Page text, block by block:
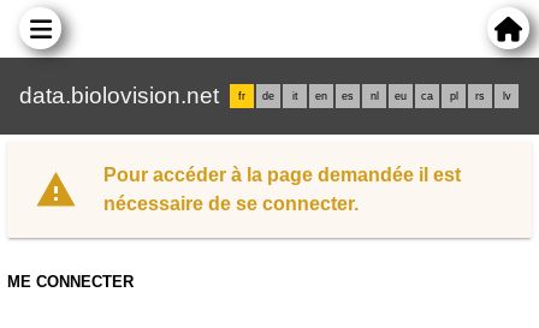
data.biolovision.net fr de it en es nl eu ca pl rs lv
Pour accéder à la page demandée il est
nécessaire de se connecter.
ME CONNECTER